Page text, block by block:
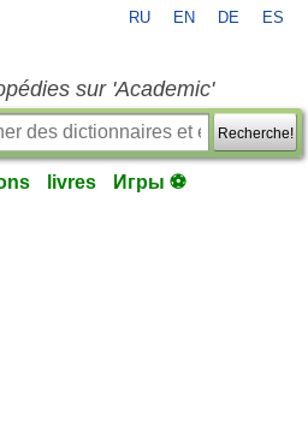
RU EN DE ES
sur 'Academic'
Recherche!
livres Игры ⚽